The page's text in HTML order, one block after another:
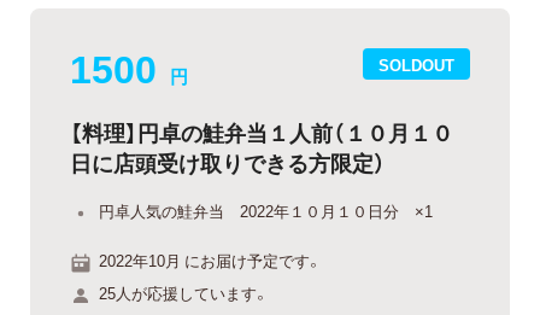
SOLDOUT
1500 円
【料理】円卓の鮭弁当１人前（１０月１０
日に店頭受け取りできる方限定）
円卓人気の鮭弁当 2022年１０月１０日分 ×1
2022年10月 にお届け予定です。
25人が応援しています。